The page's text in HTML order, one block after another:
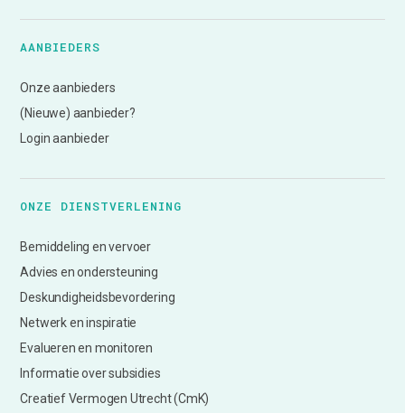
AANBIEDERS
Onze aanbieders
(Nieuwe) aanbieder?
Login aanbieder
ONZE DIENSTVERLENING
Bemiddeling en vervoer
Advies en ondersteuning
Deskundigheidsbevordering
Netwerk en inspiratie
Evalueren en monitoren
Informatie over subsidies
Creatief Vermogen Utrecht (CmK)